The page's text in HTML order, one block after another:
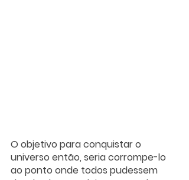
O objetivo para conquistar o
universo então, seria corrompe-lo
ao ponto onde todos pudessem